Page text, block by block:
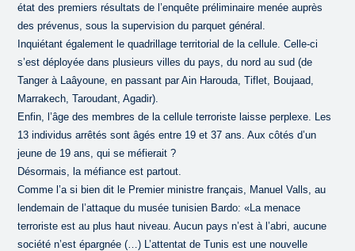
état des premiers résultats de l’enquête préliminaire menée auprès
des prévenus, sous la supervision du parquet général.
Inquiétant également le quadrillage territorial de la cellule. Celle-ci
s’est déployée dans plusieurs villes du pays, du nord au sud (de
Tanger à Laâyoune, en passant par Ain Harouda, Tiflet, Boujaad,
Marrakech, Taroudant, Agadir).
Enfin, l’âge des membres de la cellule terroriste laisse perplexe. Les
13 individus arrêtés sont âgés entre 19 et 37 ans. Aux côtés d’un
jeune de 19 ans, qui se méfierait ?
Désormais, la méfiance est partout.
Comme l’a si bien dit le Premier ministre français, Manuel Valls, au
lendemain de l’attaque du musée tunisien Bardo: «La menace
terroriste est au plus haut niveau. Aucun pays n’est à l’abri, aucune
société n’est épargnée (…) L’attentat de Tunis est une nouvelle